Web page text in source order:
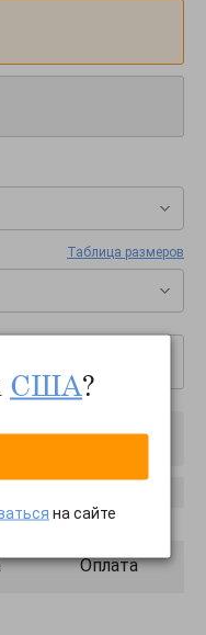
Таблица размеров
Оплата
США?
на сайте